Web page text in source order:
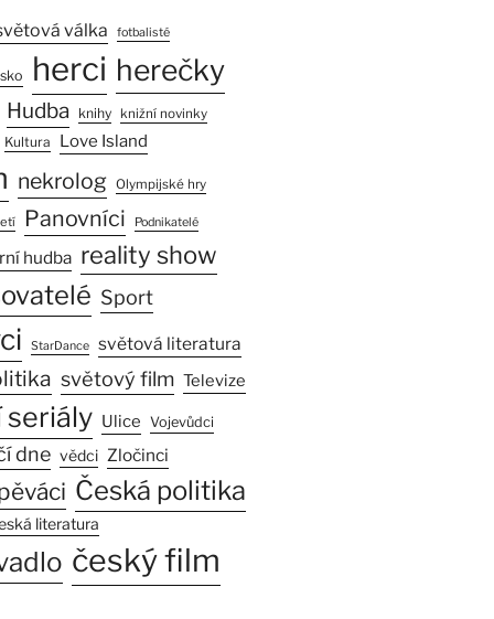
válka fotbalisté
herci herečky
Hudba knihy knižní novinky
Kultura Love Island
nekrolog Olympijské hry
Panovníci Podnikatelé
hudba reality show
Sport
StarDance světová literatura
světový film Televize
Ulice Vojevůdci
dne vědci Zločinci
Česká politika
literatura
český film